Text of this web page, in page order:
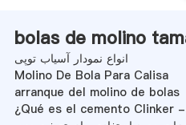
bolas de molino
انواع نمودار آسیاب توپی
Molino De Bola Para Calisa
arranque del molino de bolas
¿Qué es el cemento Clinker